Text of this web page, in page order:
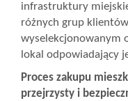
infrastruktury
różnych grup
wyselekcjonowanym
lokal odpowiadający
Proces zakupu
przejrzysty i